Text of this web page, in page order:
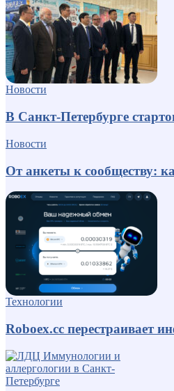
Новости
В Санкт-Петербурге
Новости
От анкеты к сообществу:
Технологии
Roboex.cc перестраивает